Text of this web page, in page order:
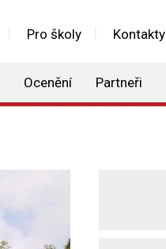
Pro školy Kontakty
Ocenění Partneři